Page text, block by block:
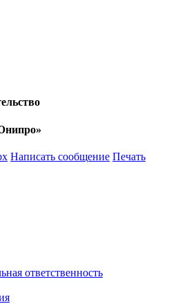
Написать сообщение Печать
ответственность